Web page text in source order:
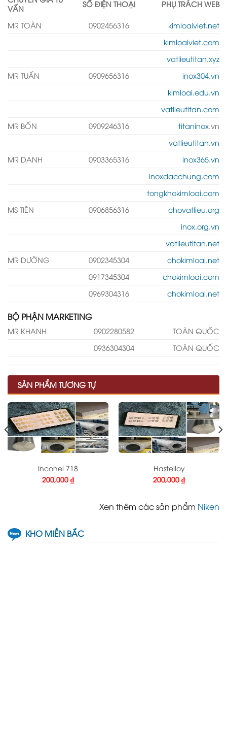
VẤN
SỐ ĐIỆN THOẠI PHỤ TRÁCH WEB
MR TOÀN 0902456316
kimloaiviet.net
kimloaiviet.com
vatlieutitan.xyz
MR TUẤN
0909656316
inox304.vn
kimloai.edu.vn
vatlieutitan.com
MR BỐN
0909246316 titaninox .vn
vatlieutitan.vn
MR DANH
0903365316
inox365.vn
inoxdacchung.com
tongkhokimloai.com
MS TIÊN
0906856316
chovatlieu.org
inox.org.vn
vatlieutitan.net
MR DƯỠNG
0902345304
chokimloai.net
0917345304
chokimloai.com
0969304316
chokimloai.net
BỘ PHẬN MARKETING
MR KHANH 0902280582
TOÀN QUỐC
0936304304
TOÀN QUỐC
SẢN PHẨM TƯƠNG TỰ
Inconel 718
200,000 ₫
Hastelloy
200,000 ₫
Xen thêm các sản phẩm Niken
KHO MIỀN BẮC